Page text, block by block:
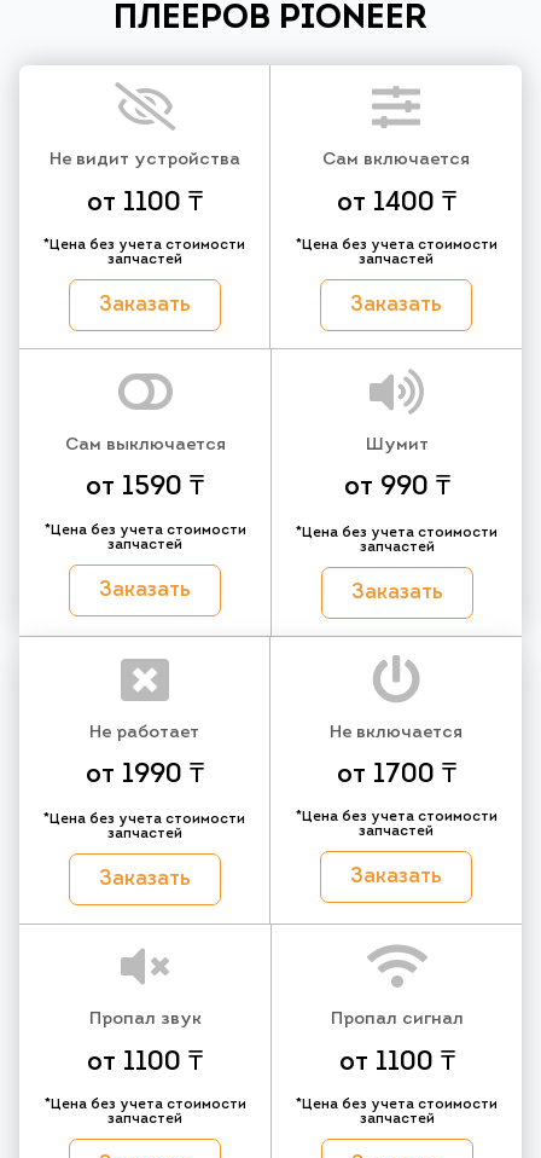
ПЛЕЕРОВ PIONEER
Не видит устройства
от 1100 ₸
*Цена без учета стоимости
запчастей
Заказать
Сам включается
от 1400 ₸
*Цена без учета стоимости
запчастей
Заказать
Сам выключается
от 1590 ₸
*Цена без учета стоимости
запчастей
Заказать
Шумит
от 990 ₸
*Цена без учета стоимости
запчастей
Заказать
Не работает
от 1990 ₸
*Цена без учета стоимости
запчастей
Заказать
Не включается
от 1700 ₸
*Цена без учета стоимости
запчастей
Заказать
Пропал звук
от 1100 ₸
*Цена без учета стоимости
запчастей
Пропал сигнал
от 1100 ₸
*Цена без учета стоимости
запчастей